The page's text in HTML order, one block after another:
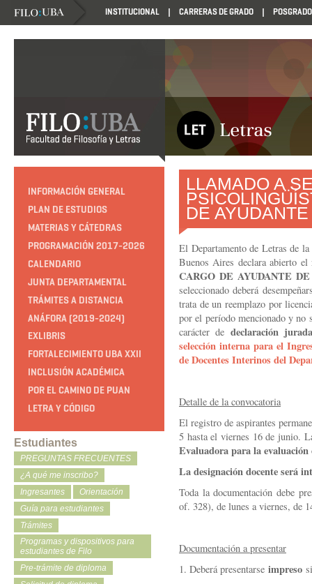
INSTITUCIONAL CARRERAS DE GRADO POSGRADO
INFORMACIÓN GENERAL
PLAN DE ESTUDIOS
MATERIAS Y CÁTEDRAS
PROGRAMACIÓN 2017-2026
CALENDARIO
JUNTA DEPARTAMENTAL
TRÁMITES A DISTANCIA
ANÁFORA (2019-2024)
EXLIBRIS
FORTALECIMIENTO UBA XXII
INCLUSIÓN ACADÉMICA
POR EL CAMINO DE PUAN
LETRA Y CÓDIGO
Estudiantes
PREGUNTAS FRECUENTES
¿A qué me inscribo?
Ingresantes
Orientación
Guía para estudiantes
Trámites
Programas y dispositivos para
estudiantes de Filo
Pre-trámite de diploma
LLAMADO A
DE
El Departamento de Letras de
Buenos Aires declara abierto
CARGO DE AYUDANTE
seleccionado deberá
trata de un reemplazo por
por el período mencionado y no
carácter de declaración jurada
selección interna para el
de Docentes Interinos del
Detalle de la convocatoria
El registro de aspirantes
5 hasta el viernes 16 de junio.
Evaluadora para la evaluación
La designación docente será
Toda la documentación debe
of. 328), de lunes a viernes, de
Documentación a presentar
1. Deberá presentarse impreso